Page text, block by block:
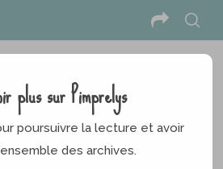
plus sur Pimprelys
poursuivre la lecture et avoir
des archives.